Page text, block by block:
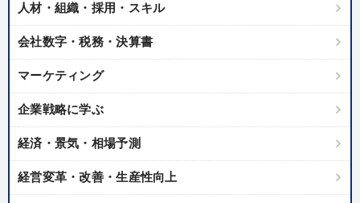
人材・組織・採用・スキル
会社数字・税務・決算書
マーケティング
企業戦略に学ぶ
経済・景気・相場予測
経営変革・改善・生産性向上